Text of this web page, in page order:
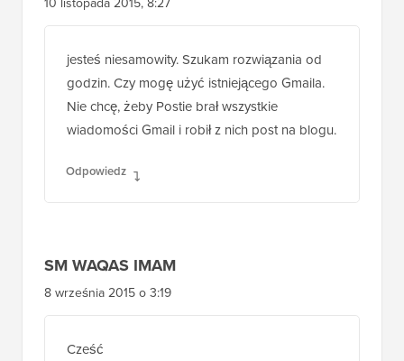
jesteś niesamowity. Szukam rozwiązania od
godzin. Czy mogę użyć istniejącego Gmaila.
Nie chcę, żeby Postie brał wszystkie
wiadomości Gmail i robił z nich post na blogu.
Odpowiedz
SM WAQAS IMAM
8 września 2015 o 3:19
Cześć